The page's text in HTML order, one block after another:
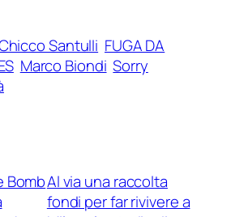
Santulli FUGA DA
Marco Biondi Sorry
BombAl via una raccolta
fondi per far rivivere a